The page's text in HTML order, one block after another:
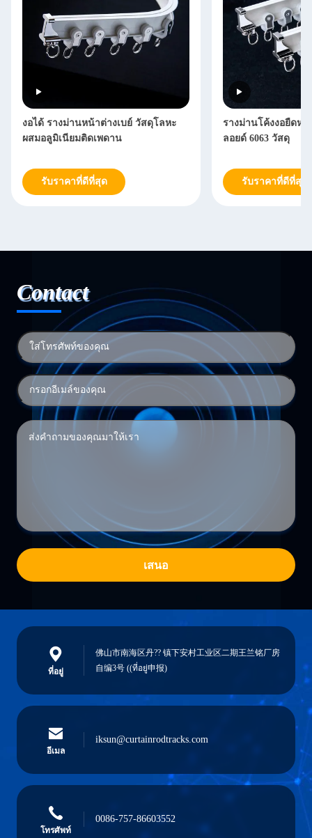
งอได้ รางม่านหน้าต่างเบย์ วัสดุโลหะ
ผสมอลูมิเนียมติดเพดาน
รับราคาที่ดีที่สุด
รางม่านโค้งงอยืดห
ลอยด์ 6063 วัสดุ
รับราคาที่ดีที่สุด
Contact
เสนอ
ที่อยู่
佛山市南海区丹?? 镇下安村工业区二期王兰铭厂房
自编3号 ((ที่อยู่申报)
อีเมล
iksun@curtainrodtracks.com
โทรศัพท์
0086-757-86603552